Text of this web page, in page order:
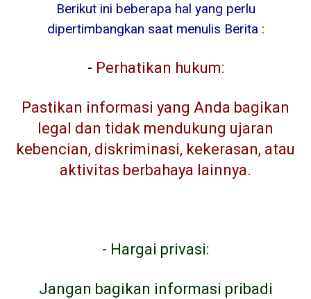
Berikut ini beberapa hal yang perlu
dipertimbangkan saat menulis Berita :
- Perhatikan hukum:
Pastikan informasi yang Anda bagikan
legal dan tidak mendukung ujaran
kebencian, diskriminasi, kekerasan, atau
aktivitas berbahaya lainnya.
- Hargai privasi:
Jangan bagikan informasi pribadi